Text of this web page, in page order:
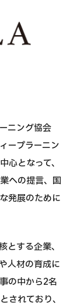
ニング協会
ープラーニン
心となって、
への提言、国
発展のために
とする企業、
人材の育成に
の中から2名
されており、